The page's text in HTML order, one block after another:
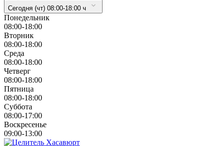
Сегодня (чт) 08:00-18:00 ч
Понедельник
08:00-18:00
Вторник
08:00-18:00
Cреда
08:00-18:00
Четверг
08:00-18:00
Пятница
08:00-18:00
Суббота
08:00-17:00
Воскресенье
09:00-13:00